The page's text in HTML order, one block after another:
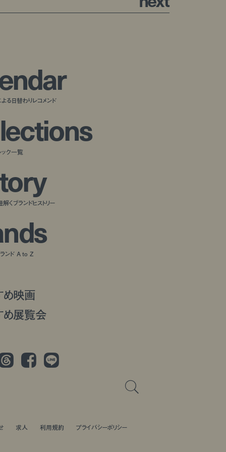
ndar
る日替わりレコメンド
ections
ック一覧
ory
くブランドヒストリー
nds
ランド A to Z
映画
展覧会
Facebook LINE
求人 利用規約 プライバシーポリシー